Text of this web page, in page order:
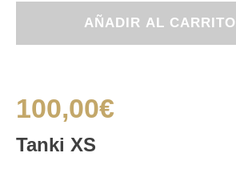
cantidad
AÑADIR AL CARRITO
100,00€
Tanki XS